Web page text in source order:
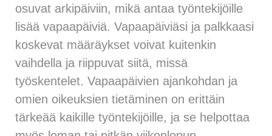
osuvat arkipäiviin, mikä antaa työntekijöille
lisää vapaapäiviä. Vapaapäiviäsi ja palkkaasi
koskevat määräykset voivat kuitenkin
vaihdella ja riippuvat siitä, missä
työskentelet. Vapaapäivien ajankohdan ja
omien oikeuksien tietäminen on erittäin
tärkeää kaikille työntekijöille, ja se helpottaa